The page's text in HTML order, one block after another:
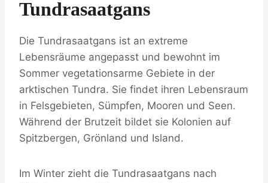
Tundrasaatgans
Die Tundrasaatgans ist an extreme
Lebensräume angepasst und bewohnt im
Sommer vegetationsarme Gebiete in der
arktischen Tundra. Sie findet ihren Lebensraum
in Felsgebieten, Sümpfen, Mooren und Seen.
Während der Brutzeit bildet sie Kolonien auf
Spitzbergen, Grönland und Island.
Im Winter zieht die Tundrasaatgans nach